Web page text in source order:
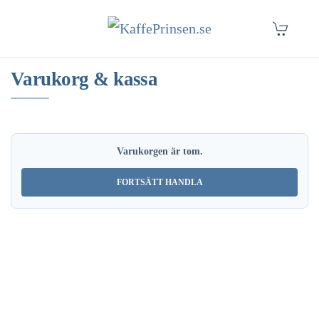
Varukorg & kassa
Varukorgen är tom.
FORTSÄTT HANDLA